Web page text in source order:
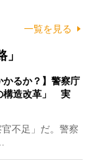
一覧を見る
かるか？】警察庁
構造改革」 実
不足」だ。警察